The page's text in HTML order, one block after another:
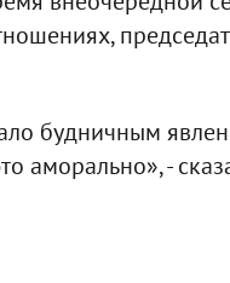
будничным
аморально», -